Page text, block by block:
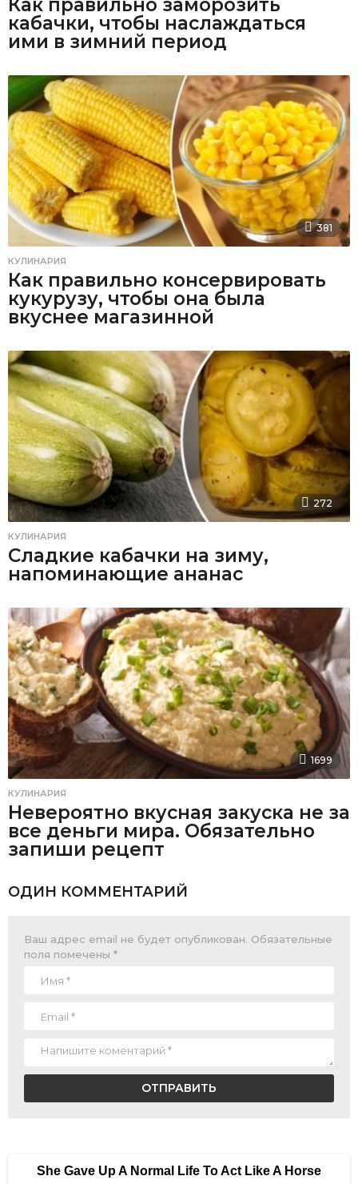
кабачки, чтобы наслаждаться
ими в зимний период
381
КУЛИНАРИЯ
Как правильно консервировать
кукурузу, чтобы она была
вкуснее магазинной
272
КУЛИНАРИЯ
Сладкие кабачки на зиму,
напоминающие ананас
1699
КУЛИНАРИЯ
Невероятно вкусная закуска не за
все деньги мира. Обязательно
запиши рецепт
ОДИН КОММЕНТАРИЙ
Ваш адрес email не будет опубликован. Обязательные
поля помечены *